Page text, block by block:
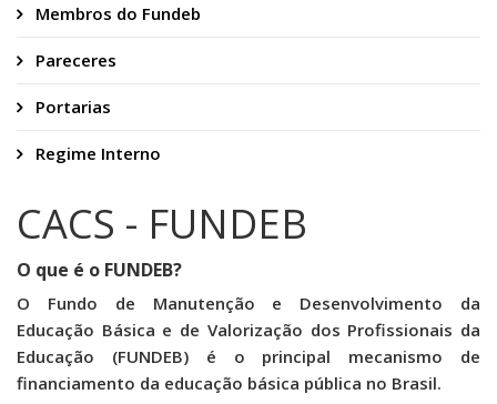
Membros do Fundeb
Pareceres
Portarias
Regime Interno
CACS - FUNDEB
O que é o FUNDEB?
O Fundo de Manutenção e Desenvolvimento da
Educação Básica e de Valorização dos Profissionais da
Educação (FUNDEB) é o principal mecanismo de
financiamento da educação básica pública no Brasil.